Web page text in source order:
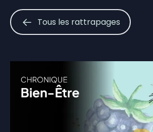
Tous les rattrapages